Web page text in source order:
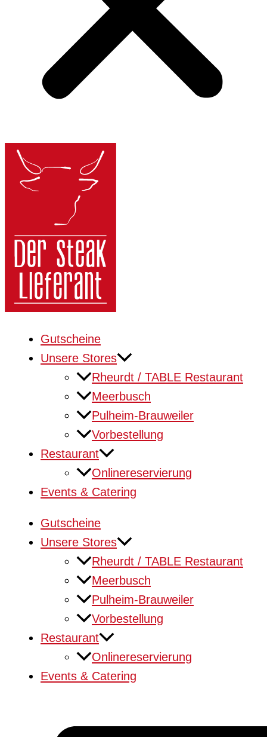
Gutscheine
Unsere Stores
Rheurdt / TABLE Restaurant
Meerbusch
Pulheim-Brauweiler
Vorbestellung
Restaurant
Onlinereservierung
Events & Catering
Gutscheine
Unsere Stores
Rheurdt / TABLE Restaurant
Meerbusch
Pulheim-Brauweiler
Vorbestellung
Restaurant
Onlinereservierung
Events & Catering